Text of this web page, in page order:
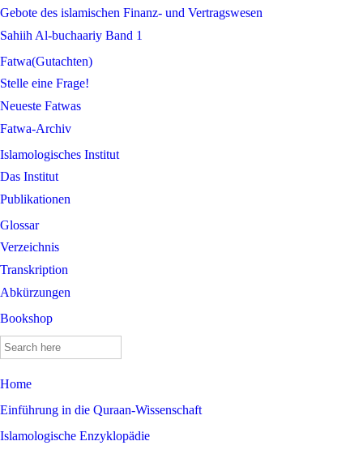
Gebote des islamischen Finanz- und Vertragswesen
Sahiih Al-buchaariy Band 1
Fatwa(Gutachten)
Stelle eine Frage!
Neueste Fatwas
Fatwa-Archiv
Islamologisches Institut
Das Institut
Publikationen
Glossar
Verzeichnis
Transkription
Abkürzungen
Bookshop
Search
for:
Home
Einführung in die Quraan-Wissenschaft
Islamologische Enzyklopädie